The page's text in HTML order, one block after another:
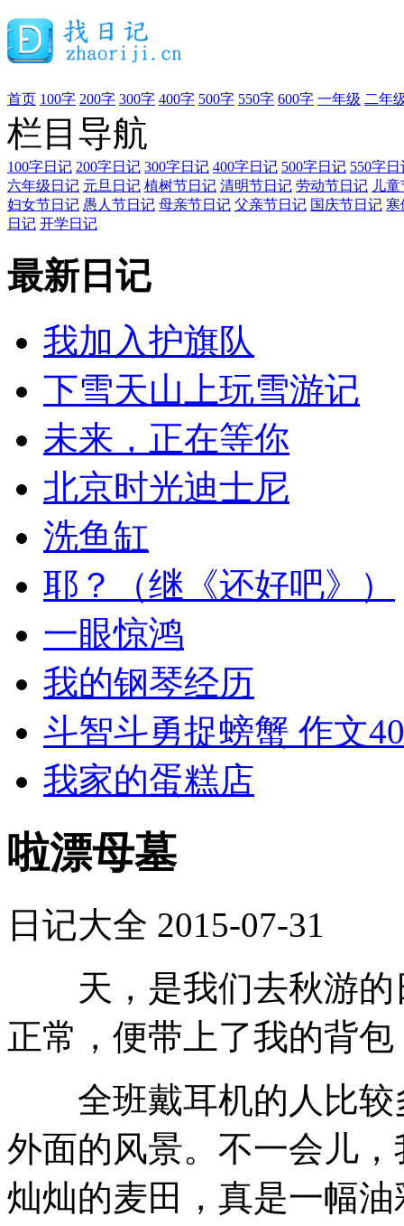
首页 100字 200字 300字 400字 500字 550字 600字 一年级 二年
栏目导航
100字日记 200字日记 300字日记 400字日记 500字日记 550字日
六年级日记 元旦日记 植树节日记 清明节日记 劳动节日记 儿
妇女节日记 愚人节日记 母亲节日记 父亲节日记 国庆节日记 寒
日记 开学日记
最新日记
我加入护旗队
下雪天山上玩雪游记
未来，正在等你
北京时光迪士尼
洗鱼缸
耶？（继《还好吧》）
一眼惊鸿
我的钢琴经历
斗智斗勇捉螃蟹 作文
我家的蛋糕店
啦漂母墓
日记大全 2015-07-31
天，是我们去秋游的
正常，便带上了我的背
全班戴耳机的人比较
外面的风景。不一会儿
灿灿的麦田，真是一幅